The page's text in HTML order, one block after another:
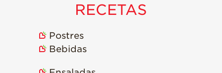
RECETAS
Postres
Bebidas